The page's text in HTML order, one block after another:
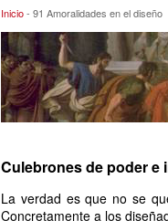
91 Amoralidades en el
Inicio- 91 Amoralidades en el diseño
Culebrones de poder e
La verdad es que no se
Concretamente a los